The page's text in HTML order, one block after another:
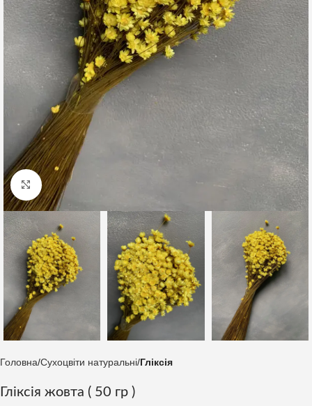
Клацніть, щоб збільшити
Головна Сухоцвіти натуральні Гліксія
Гліксія жовта ( 50 гр )